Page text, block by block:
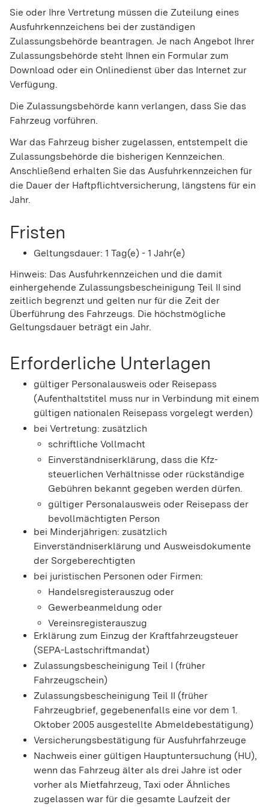
Sie oder Ihre Vertretung müssen die Zuteilung eines
Ausfuhrkennzeichens bei der zuständigen
Zulassungsbehörde beantragen. Je nach Angebot Ihrer
Zulassungsbehörde steht Ihnen ein Formular zum
Download oder ein Onlinedienst über das Internet zur
Verfügung.
Die Zulassungsbehörde kann verlangen, dass Sie das
Fahrzeug vorführen.
War das Fahrzeug bisher zugelassen, entstempelt die
Zulassungsbehörde die bisherigen Kennzeichen.
Anschließend erhalten Sie das Ausfuhrkennzeichen für
die Dauer der Haftpflichtversicherung, längstens für ein
Jahr.
Fristen
Geltungsdauer: 1 Tag(e) - 1 Jahr(e)
Hinweis: Das Ausfuhrkennzeichen und die damit
einhergehende Zulassungsbescheinigung Teil II sind
zeitlich begrenzt und gelten nur für die Zeit der
Überführung des Fahrzeugs. Die höchstmögliche
Geltungsdauer beträgt ein Jahr.
Erforderliche Unterlagen
gültiger Personalausweis oder Reisepass
(Aufenthaltstitel muss nur in Verbindung mit einem
gültigen nationalen Reisepass vorgelegt werden)
bei Vertretung: zusätzlich
schriftliche Vollmacht
Einverständniserklärung, dass die Kfz-
steuerlichen Verhältnisse oder rückständige
Gebühren bekannt gegeben werden dürfen.
gültiger Personalausweis oder Reisepass der
bevollmächtigten Person
bei Minderjährigen: zusätzlich
Einverständniserklärung und Ausweisdokumente
der Sorgeberechtigten
bei juristischen Personen oder Firmen:
Handelsregisterauszug oder
Gewerbeanmeldung oder
Vereinsregisterauszug
Erklärung zum Einzug der Kraftfahrzeugsteuer
(SEPA-Lastschriftmandat)
Zulassungsbescheinigung Teil I (früher
Fahrzeugschein)
Zulassungsbescheinigung Teil II (früher
Fahrzeugbrief, gegebenenfalls eine vor dem 1.
Oktober 2005 ausgestellte Abmeldebestätigung)
Versicherungsbestätigung für Ausfuhrfahrzeuge
Nachweis einer gültigen Hauptuntersuchung (HU),
wenn das Fahrzeug älter als drei Jahre ist oder
vorher als Mietfahrzeug, Taxi oder Ähnliches
zugelassen war für die gesamte Laufzeit der